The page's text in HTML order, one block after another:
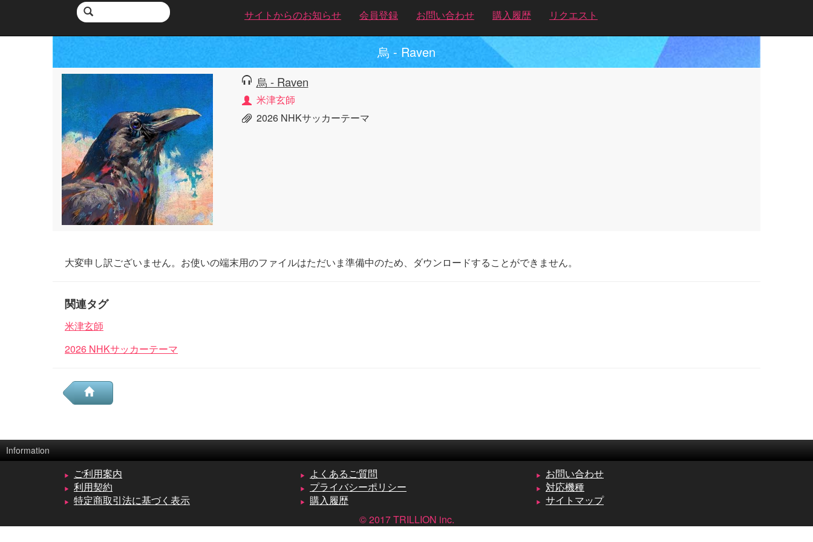
サイトからのお知らせ 会員登録 お問い合わせ 購入履歴 リクエスト
烏 - Raven
烏 - Raven
米津玄師
2026 NHKサッカーテーマ
大変申し訳ございません。お使いの端末用のファイルはただいま準備中のため、ダウンロードすることができません。
関連タグ
米津玄師
2026 NHKサッカーテーマ
Information
ご利用案内 よくあるご質問
お問い合わせ
利用契約
プライバシーポリシー
対応機種
特定商取引法に基づく表示
購入履歴
サイトマップ
© 2017 TRILLION inc.